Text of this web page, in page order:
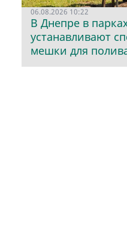
06.08.2026 10:22
В Днепре в
устанавливают
мешки для